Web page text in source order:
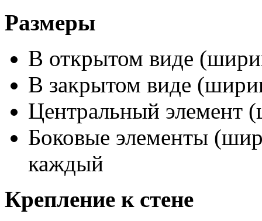
Размеры
В открытом виде
В закрытом виде
Центральный элемент
Боковые элементы
каждый
Крепление к стене